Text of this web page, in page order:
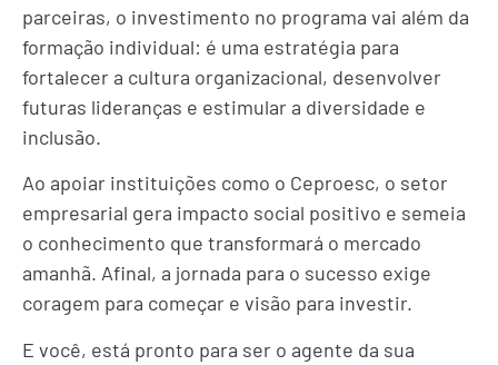
parceiras, o investimento no programa vai além da
formação individual: é uma estratégia para
fortalecer a cultura organizacional, desenvolver
futuras lideranças e estimular a diversidade e
inclusão.
Ao apoiar instituições como o Ceproesc, o setor
empresarial gera impacto social positivo e semeia
o conhecimento que transformará o mercado
amanhã. Afinal, a jornada para o sucesso exige
coragem para começar e visão para investir.
E você, está pronto para ser o agente da sua